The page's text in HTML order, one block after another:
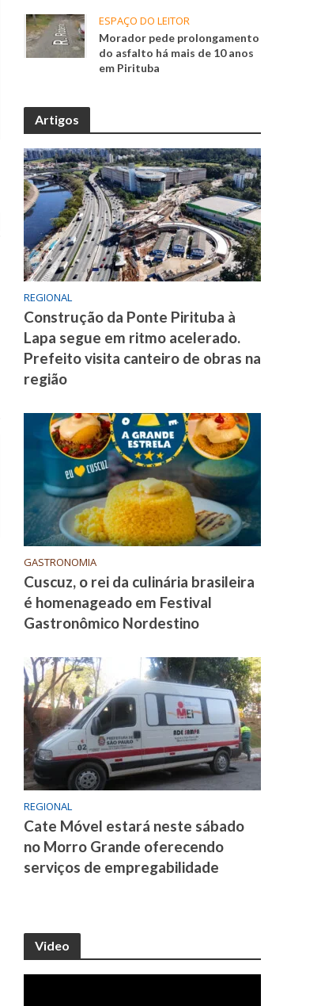
ESPAÇO DO LEITOR
Morador pede prolongamento
do asfalto há mais de 10 anos
em Pirituba
Artigos
REGIONAL
Construção da Ponte Pirituba à
Lapa segue em ritmo acelerado.
Prefeito visita canteiro de obras na
região
GASTRONOMIA
Cuscuz, o rei da culinária brasileira
é homenageado em Festival
Gastronômico Nordestino
REGIONAL
Cate Móvel estará neste sábado
no Morro Grande oferecendo
serviços de empregabilidade
Video